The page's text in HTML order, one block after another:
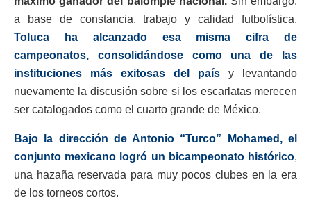
a base de constancia, trabajo y calidad futbolística,
Toluca ha alcanzado esa misma cifra de
campeonatos, consolidándose como una de las
instituciones más exitosas del país y levantando
nuevamente la discusión sobre si los escarlatas merecen
ser catalogados como el cuarto grande de México.
Bajo la dirección de Antonio “Turco” Mohamed, el
conjunto mexicano logró un bicampeonato histórico,
una hazaña reservada para muy pocos clubes en la era
de los torneos cortos.